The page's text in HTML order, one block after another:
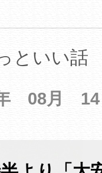
といい話
08月